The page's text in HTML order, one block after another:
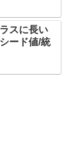
スに長い
ード値/統